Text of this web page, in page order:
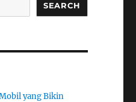
SEARCH
yang Bikin